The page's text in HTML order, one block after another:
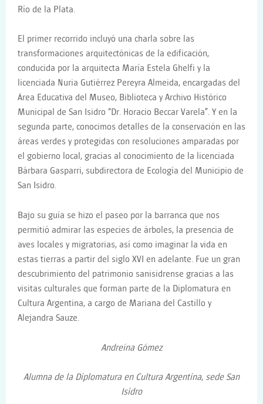
Río de la Plata.
El primer recorrido incluyó una charla sobre las
transformaciones arquitectónicas de la edificación,
conducida por la arquitecta María Estela Ghelfi y la
licenciada Nuria Gutiérrez Pereyra Almeida, encargadas del
Área Educativa del Museo, Biblioteca y Archivo Histórico
Municipal de San Isidro “Dr. Horacio Beccar Varela”. Y en la
segunda parte, conocimos detalles de la conservación en las
áreas verdes y protegidas con resoluciones amparadas por
el gobierno local, gracias al conocimiento de la licenciada
Bárbara Gasparri, subdirectora de Ecología del Municipio de
San Isidro.
Bajo su guía se hizo el paseo por la barranca que nos
permitió admirar las especies de árboles, la presencia de
aves locales y migratorias, así como imaginar la vida en
estas tierras a partir del siglo XVI en adelante. Fue un gran
descubrimiento del patrimonio sanisidrense gracias a las
visitas culturales que forman parte de la Diplomatura en
Cultura Argentina, a cargo de Mariana del Castillo y
Alejandra Sauze.
Andreína Gómez
Alumna de la Diplomatura en Cultura Argentina, sede San
Isidro